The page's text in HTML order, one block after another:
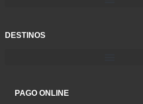
DESTINOS
PAGO ONLINE